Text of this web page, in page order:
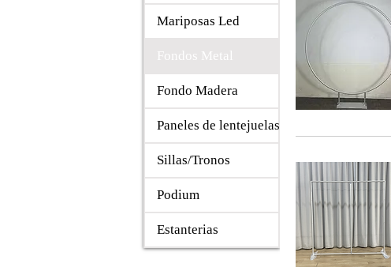
Mariposas Led
Fondos Metal
Fondo Madera
Paneles de lentejuelas
Sillas/Tronos
Podium
Estanterias